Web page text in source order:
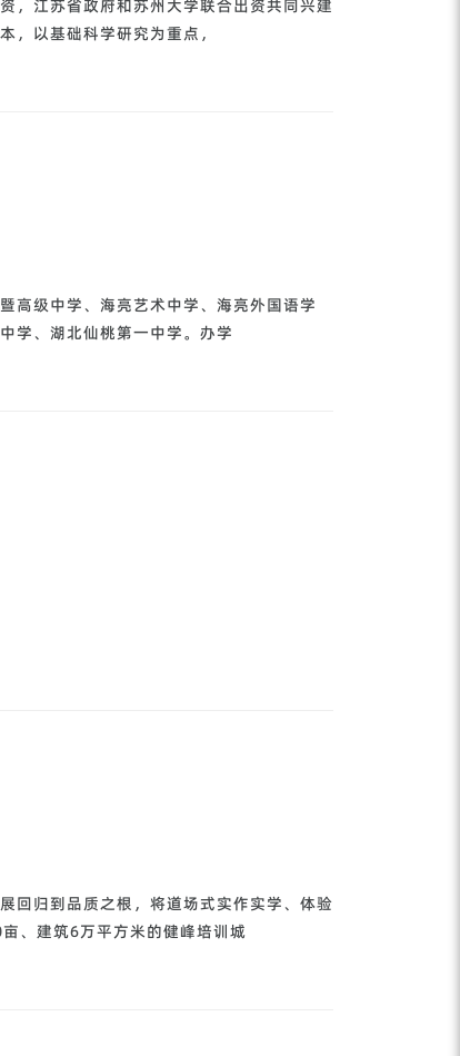
，江苏省政府和苏州大学联合出资共同兴建
，以基础科学研究为重点，
高级中学、海亮艺术中学、海亮外国语学
学、湖北仙桃第一中学。办学
回归到品质之根，将道场式实作实学、体验
、建筑6万平方米的健峰培训城